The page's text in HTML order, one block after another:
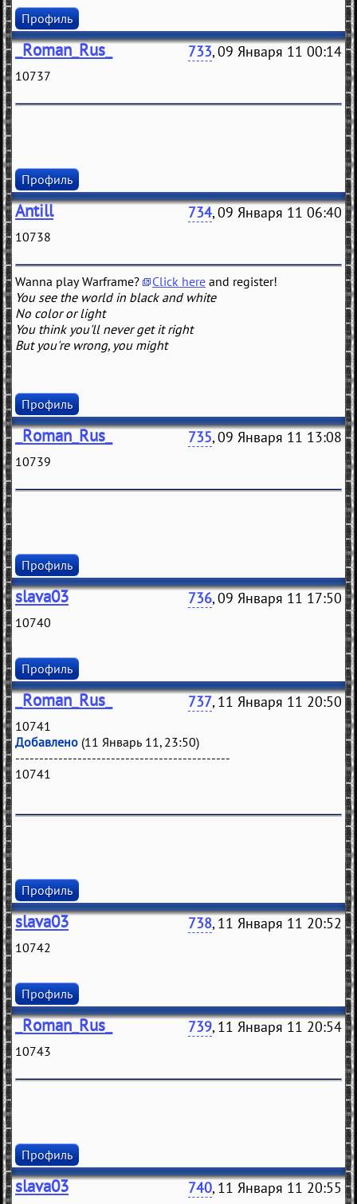
Профиль
_Roman_Rus_ 733, 09 Января 11 00:14
10737
Профиль
Antill 734, 09 Января 11 06:40
10738
Wanna play Warframe? Click here and register!
You see the world in black and white
No color or light
You think you'll never get it right
But you're wrong, you might
Профиль
_Roman_Rus_ 735, 09 Января 11 13:08
10739
Профиль
slava03 736, 09 Января 11 17:50
10740
Профиль
_Roman_Rus_ 737, 11 Января 11 20:50
10741
Добавлено (11 Январь 11, 23:50)
---------------------------------------------
10741
Профиль
slava03 738, 11 Января 11 20:52
10742
Профиль
_Roman_Rus_ 739, 11 Января 11 20:54
10743
Профиль
slava03 740, 11 Января 11 20:55